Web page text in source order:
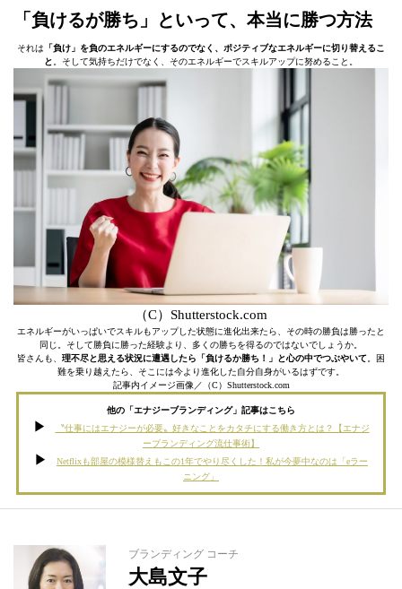
「負けるが勝ち」といって、本当に勝つ方法
それは 「負け」を負のエネルギーにするのでなく、ポジティブなエネルギーに切り替えるこ
と 。そして気持ちだけでなく、そのエネルギーでスキルアップに努めること。
（C）Shutterstock.com
エネルギーがいっぱいでスキルもアップした状態に進化出来たら、その時の勝負は勝ったと
同じ。そして勝負に勝った経験より、多くの勝ちを得るのではないでしょうか。
皆さんも、 理不尽と思える状況に遭遇したら「負けるか勝ち！」と心の中でつぶやいて 。困
難を乗り越えたら、そこには今より進化した自分自身がいるはずです。
記事内イメージ画像／（C）Shutterstock.com
他の「エナジーブランディング」記事はこちら
〝仕事にはエナジーが必要〟好きなことをカタチにする働き方とは？【エナジ
ーブランディング流仕事術】
Netflixも部屋の模様替えもこの1年でやり尽くした！私が今夢中なのは「eラー
ニング」
ブランディング コーチ
大島文子